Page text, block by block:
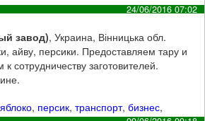
24/06/2016 07:02
завод), Украина, Вінницька обл.
айву, персики. Предоставляем тару и
сотрудничеству заготовителей.
яблоко, персик,транспорт,бизнес,